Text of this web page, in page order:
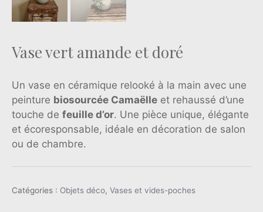
Vase vert amande et doré
Un vase en céramique relooké à la main avec une
peinture biosourcée Camaëlle et rehaussé d’une
touche de feuille d’or. Une pièce unique, élégante
et écoresponsable, idéale en décoration de salon
ou de chambre.
Catégories : Objets déco, Vases et vides-poches